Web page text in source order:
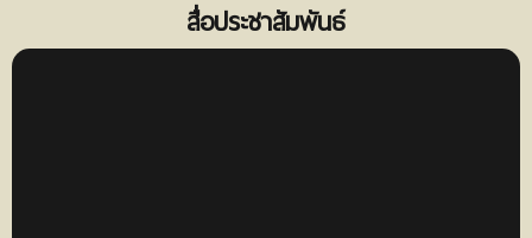
สื่อประชาสัมพันธ์